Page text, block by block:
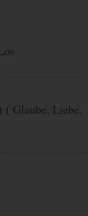
( Glaube, Liebe,